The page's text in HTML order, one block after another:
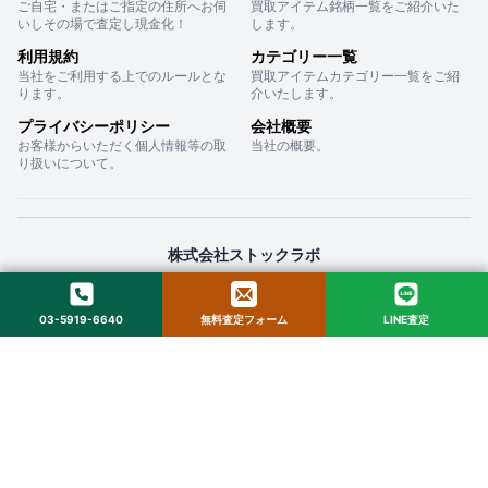
ご自宅・またはご指定の住所へお伺
いしその場で査定し現金化！
買取アイテム銘柄一覧をご紹介いた
します。
利用規約
当社をご利用する上でのルールとな
ります。
カテゴリー一覧
買取アイテムカテゴリー一覧をご紹
介いたします。
プライバシーポリシー
お客様からいただく個人情報等の取
り扱いについて。
会社概要
当社の概要。
株式会社ストックラボ
〒160-0022 東京都新宿区新宿２丁目１２−１６ セントフォービル ２０３
© 2025 StockLab. All Rights Reserved.
03-5919-6640 無料査定フォーム LINE査定